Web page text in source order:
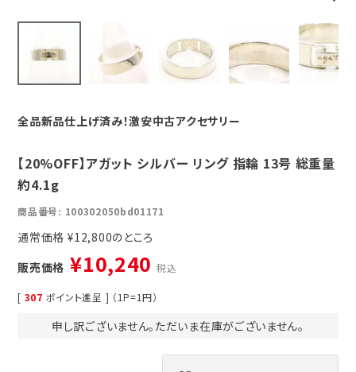
全品新品仕上げ済み！激安中古アクセサリー
【20%OFF】アガット シルバー リング 指輪 13号 総重量
約4.1g
商品番号 100302050bd01171
通常価格 ¥12,800
販売価格 ¥10,240 税込
[ 307 ポイント進呈 ] （1P=1円）
申し訳ございません。ただいま在庫がございません。